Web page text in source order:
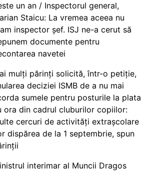
un an / Inspectorul general,
Staicu: La vremea aceea nu
inspector șef. ISJ ne-a cerut să
documente pentru
navetei
mulți părinți solicită, într-o petiție,
deciziei ISMB de a nu mai
sumele pentru posturile la plata
ora din cadrul cluburilor copiilor:
cercuri de activități extrașcolare
dispărea de la 1 septembrie, spun
interimar al Muncii Dragos